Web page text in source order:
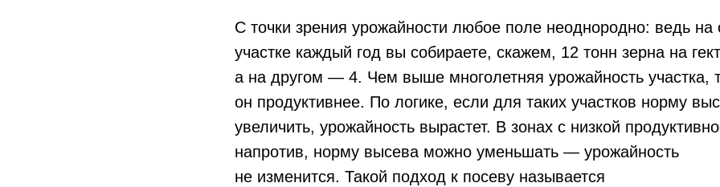
С точки зрения урожайности любое поле неоднородно: ведь на
участке каждый год вы собираете, скажем, 12 тонн зерна на
а на другом — 4. Чем выше многолетняя урожайность участка,
он продуктивнее. По логике, если для таких участков норму
увеличить, урожайность вырастет. В зонах с низкой
напротив, норму высева можно уменьшать — урожайность
не изменится. Такой подход к посеву называется